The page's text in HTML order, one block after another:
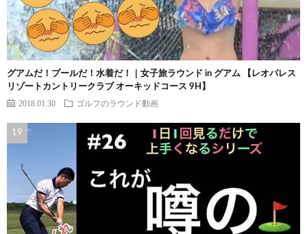
グアムだ！プールだ！水着だ！｜女子旅ラウンド in グアム 【レオパレス
リゾートカントリークラブ オーキッドコース 9H】
2018.01.30 ゴルフのラウンド動画